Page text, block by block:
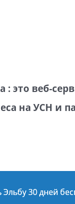
: это веб-
на УСН и
30 дней